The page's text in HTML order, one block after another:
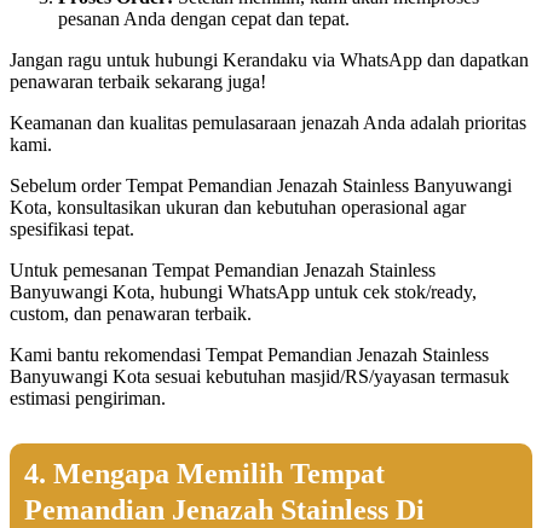
pesanan Anda dengan cepat dan tepat.
Jangan ragu untuk hubungi Kerandaku via WhatsApp dan dapatkan
penawaran terbaik sekarang juga!
Keamanan dan kualitas pemulasaraan jenazah Anda adalah prioritas
kami.
Sebelum order Tempat Pemandian Jenazah Stainless Banyuwangi
Kota, konsultasikan ukuran dan kebutuhan operasional agar
spesifikasi tepat.
Untuk pemesanan Tempat Pemandian Jenazah Stainless
Banyuwangi Kota, hubungi WhatsApp untuk cek stok/ready,
custom, dan penawaran terbaik.
Kami bantu rekomendasi Tempat Pemandian Jenazah Stainless
Banyuwangi Kota sesuai kebutuhan masjid/RS/yayasan termasuk
estimasi pengiriman.
4. Mengapa Memilih Tempat
Pemandian Jenazah Stainless Di